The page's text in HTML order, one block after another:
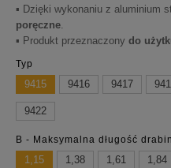
▪ Dzięki wykonaniu z aluminium
poręczne.
▪ Produkt przeznaczony do
Typ
9415 9416 9417
9422
B - Maksymalna długość
1,15 1,38 1,61 1,84